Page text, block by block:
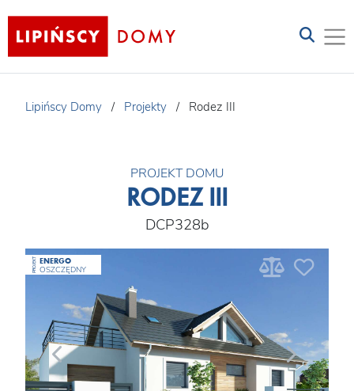
Lipińscy Domy / Projekty / Rodez III
PROJEKT DOMU
RODEZ III
DCP328b
PROJEKT ENERGO
OSZCZĘDNY